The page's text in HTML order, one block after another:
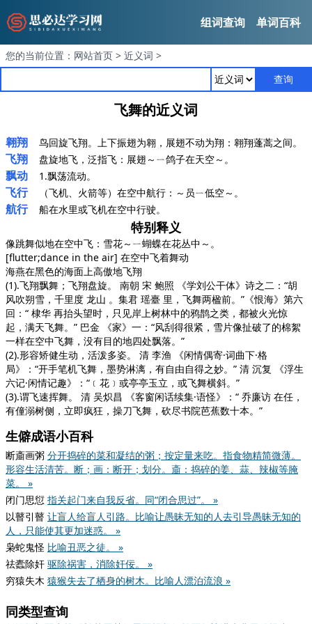
组词查询 单词百科
您的当前位置： 网站首页 > 近义词 >
查询
飞舞的近义词
翱翔 鸟回旋飞翔。上下振翅为翱，展翅不动为翔：翱翔蓬蒿之间。
飞翔 盘旋地飞，泛指飞：展翅～ㄧ鸽子在天空～。
飘动 1.飘荡流动。
飞行 （飞机、火箭等）在空中航行：～员ㄧ低空～。
航行 船在水里或飞机在空中行驶。
特别释义
像跳舞似地在空中飞：雪花～ㄧ蝴蝶在花丛中～。
[flutter;dance in the air] 在空中飞着舞动
海燕在黑色的海面上高傲地飞翔
(1).飞翔飘舞；飞翔盘旋。 南朝 宋 鲍照
《学刘公干体》 诗之二：“胡
风吹朔雪，千里度 龙山 。集君 瑶臺 里，飞舞两楹前。” 《恨海》 第六
回：“ 棣华 再抬头望时，只见岸上树林中的鸦鹊之类，都被火光惊
起，满天飞舞。” 巴金
《家》 一：“风刮得很紧，雪片像扯破了的棉絮
一样在空中飞舞，没有目的地四处飘落。”
(2).形容矫健生动，活泼多姿。 清 李渔
《闲情偶寄·词曲下·格
局》
：“开手笔机飞舞，墨势淋漓，有自由自得之妙。” 清 沉复
《浮生
六记·闲情记趣》
：“﹝花﹞或亭亭玉立，或飞舞横斜。”
(3).谓飞速挥舞。 清 吴炽昌
《客窗闲话续集·语怪》
：“ 乔廉访 在任，
有僮溺树侧，立即疯狂，操刀飞舞，砍尽书院芭蕉数十本。”
生僻成语小百科
断齑画粥 分开捣碎的菜和凝结的粥；按定量来吃。指食物精简微薄。
形容生活清苦。断；画：断开；划分。齑：捣碎的姜、蒜、辣椒等腌
菜。 »
闭门思愆 指关起门来自我反省。同“闭合思过”。 »
以瞽引瞽 让盲人给盲人引路。比喻让愚昧无知的人去引导愚昧无知的
人，只能使其更加迷惑。 »
枭蛇鬼怪 比喻丑恶之徒。 »
祛蠹除奸 驱除祸害，消除奸佞。 »
穷猿失木 猿猴失去了栖身的树木。比喻人漂泊流浪 »
同类型查询